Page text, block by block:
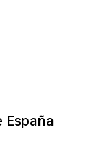
España